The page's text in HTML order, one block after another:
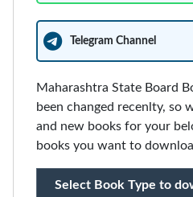
Telegram Channel
Maharashtra State Board
been changed recenlty, so
and new books for your
books you want to
Select Book Type to